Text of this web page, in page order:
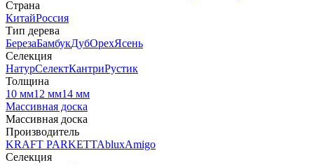
Страна
КитайРоссия
Тип дерева
БерезаБамбукДубОрехЯсень
Селекция
НатурСелектКантриРустик
Толщина
10 мм12 мм14 мм
Массивная доска
Массивная доска
Производитель
KRAFT PARKETTAbluxAmigo
Селекция